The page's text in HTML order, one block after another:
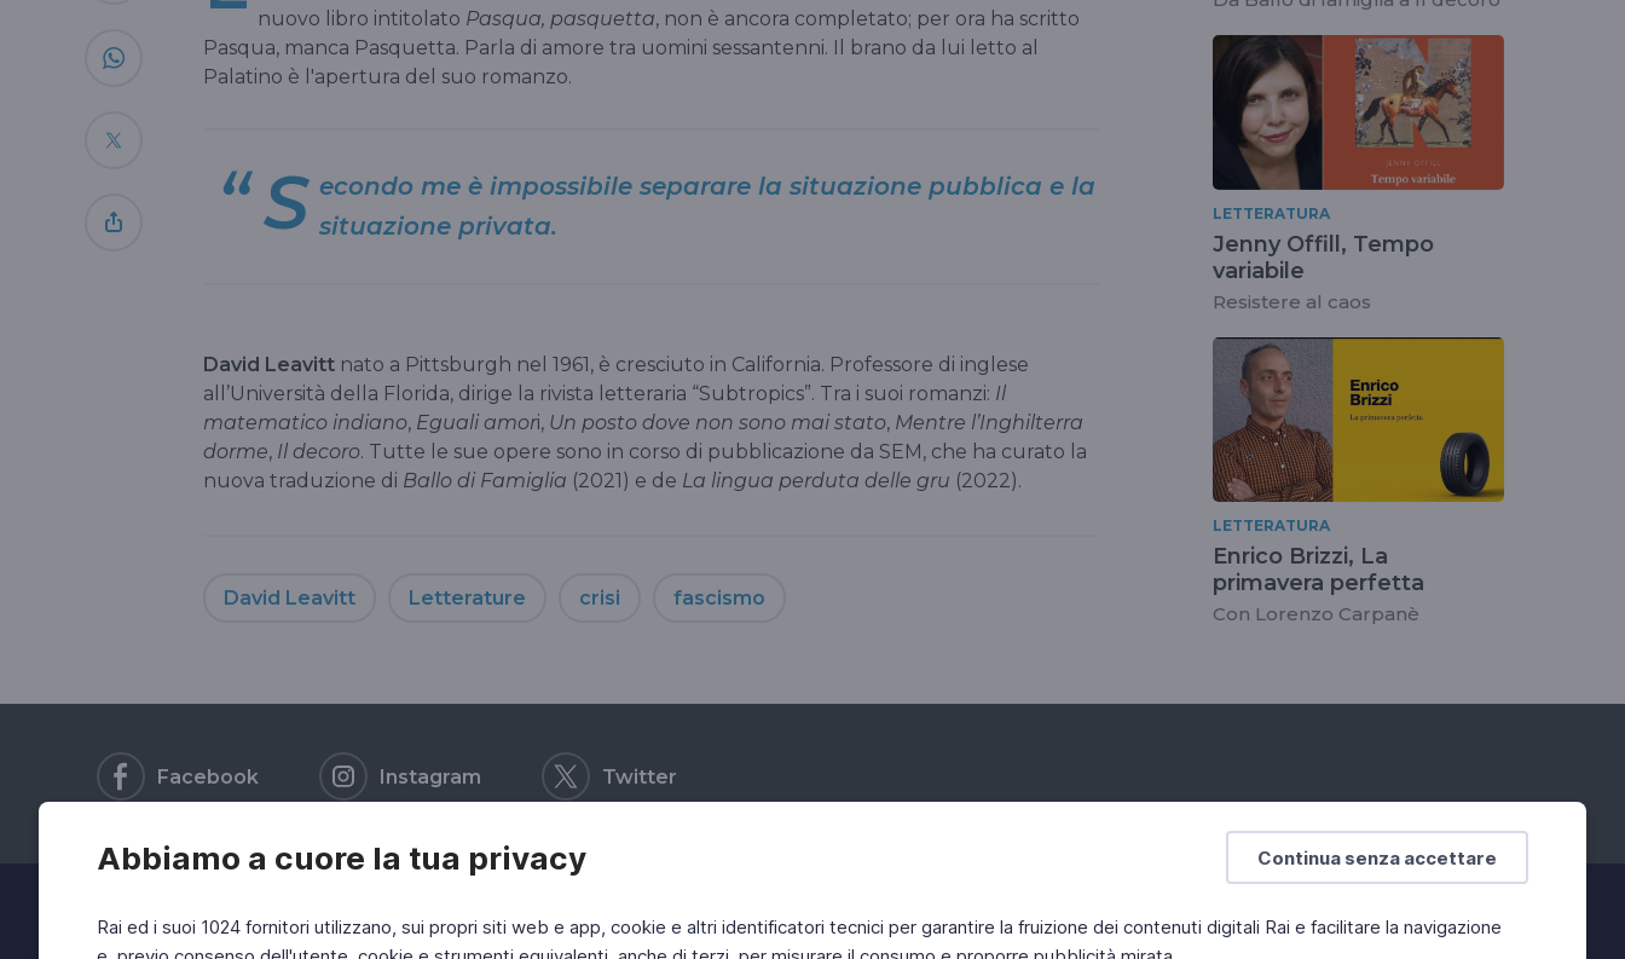
Continua senza accettare
Abbiamo a cuore la tua privacy
Rai ed i suoi 1024 fornitori utilizzano, sui propri siti web e app, cookie e altri identificatori tecnici per garantire la fruizione dei contenuti digitali Rai e facilitare la navigazione
nuovo libro intitolato Pasqua, pasquetta, non è ancora completato; per ora ha scritto
Pasqua, manca Pasquetta. Parla di amore tra uomini sessantenni. Il brano da lui letto al
Palatino è l'apertura del suo romanzo.
S econdo me è impossibile separare la situazione pubblica e la
situazione privata.
David Leavitt nato a Pittsburgh nel 1961, è cresciuto in California. Professore di inglese
all’Università della Florida, dirige la rivista letteraria “Subtropics”. Tra i suoi romanzi: Il
matematico indiano, Eguali amori, Un posto dove non sono mai stato, Mentre l’Inghilterra
dorme, Il decoro. Tutte le sue opere sono in corso di pubblicazione da SEM, che ha curato la
nuova traduzione di Ballo di Famiglia (2021) e de La lingua perduta delle gru (2022).
David Leavitt Letterature crisi fascismo
LETTERATURA
Jenny Offill, Tempo
variabile
Resistere al caos
LETTERATURA
Enrico Brizzi, La
primavera perfetta
Con Lorenzo Carpanè
Facebook Instagram Twitter